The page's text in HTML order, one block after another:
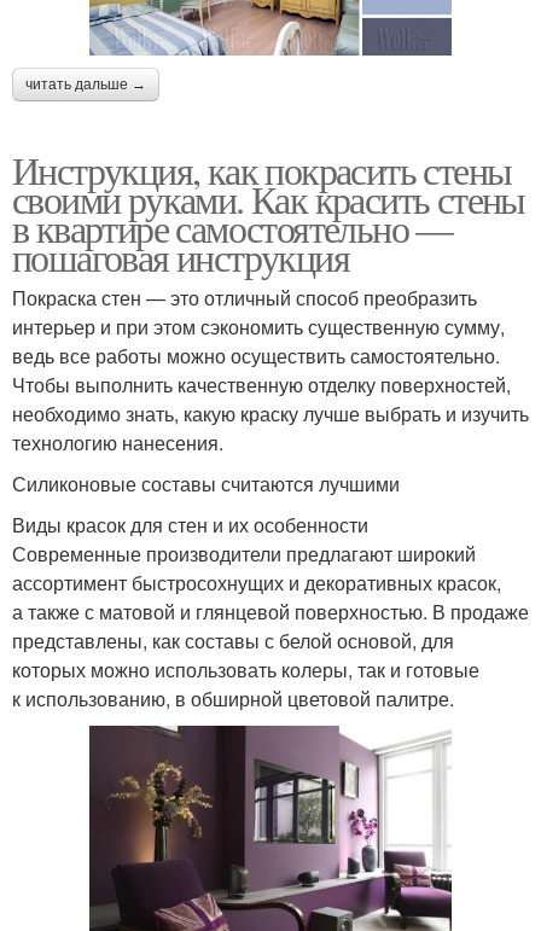
читать дальше →
Инструкция, как покрасить стены
своими руками. Как красить стены
в квартире самостоятельно —
пошаговая инструкция
Покраска стен — это отличный способ преобразить
интерьер и при этом сэкономить существенную сумму,
ведь все работы можно осуществить самостоятельно.
Чтобы выполнить качественную отделку поверхностей,
необходимо знать, какую краску лучше выбрать и изучить
технологию нанесения.
Силиконовые составы считаются лучшими
Виды красок для стен и их особенности
Современные производители предлагают широкий
ассортимент быстросохнущих и декоративных красок,
а также с матовой и глянцевой поверхностью. В продаже
представлены, как составы с белой основой, для
которых можно использовать колеры, так и готовые
к использованию, в обширной цветовой палитре.